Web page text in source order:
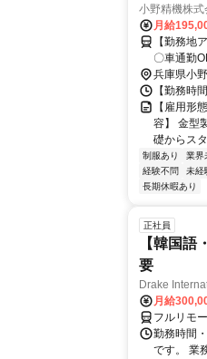
小野精機株式
月給
【勤務地
〇車通勤
兵庫県小
【勤務時
【雇用形
容】 金型
礎からス
制服あり 業界
経験不問
未経
長期休暇あり
正社員
【韓国
要
Drake
月給
フルリモ
勤務時間
です。 業